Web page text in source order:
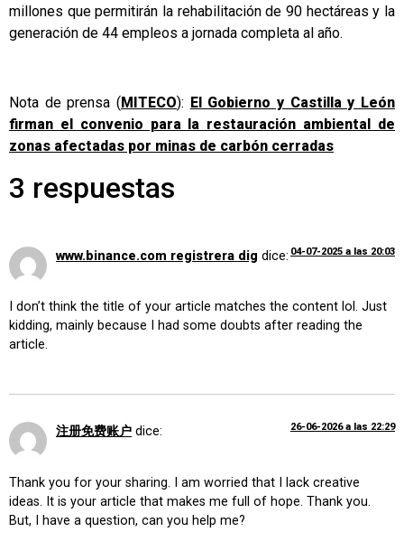
millones que permitirán la rehabilitación de 90 hectáreas y la
generación de 44 empleos a jornada completa al año.
Nota de prensa ( MITECO): El Gobierno y Castilla y León
firman el convenio para la restauración ambiental de
zonas afectadas por minas de carbón cerradas
3 respuestas
www.binance.com registrera dig dice: 04-07-2025 a las 20:03
I don’t think the title of your article matches the content lol. Just
kidding, mainly because I had some doubts after reading the
article.
注册免费账户 dice: 26-06-2026 a las 22:29
Thank you for your sharing. I am worried that I lack creative
ideas. It is your article that makes me full of hope. Thank you.
But, I have a question, can you help me?